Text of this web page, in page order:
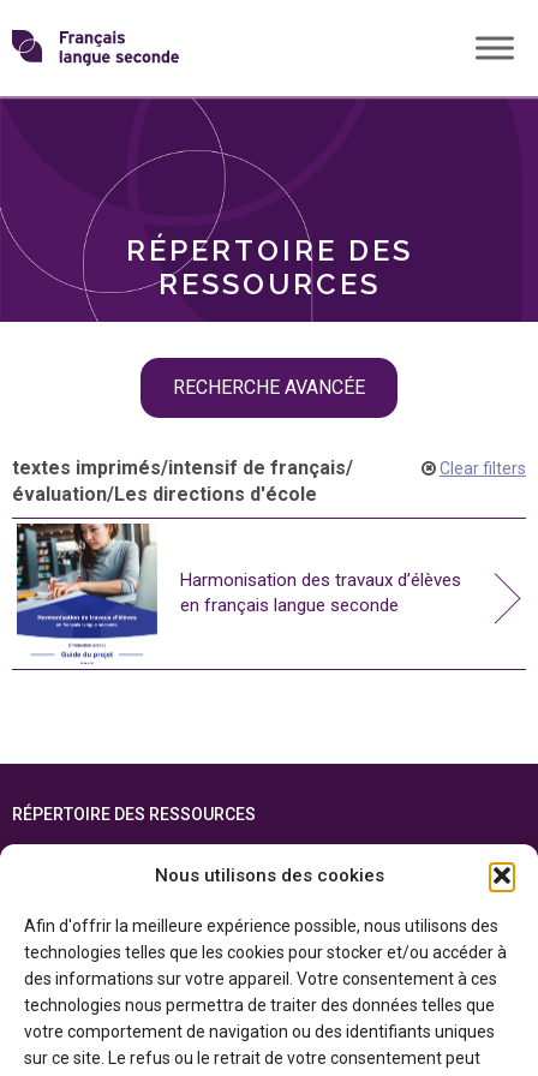
Nous utilisons des cookies
Afin d'offrir la meilleure expérience possible, nous utilisons des
technologies telles que les cookies pour stocker et/ou accéder à
des informations sur votre appareil. Votre consentement à ces
technologies nous permettra de traiter des données telles que
votre comportement de navigation ou des identifiants uniques
sur ce site. Le refus ou le retrait de votre consentement peut
Skip
toTransformons
langue
RÉPERTOIRE DES
RESSOURCES
RECHERCHE AVANCÉE
THÈMES
textes imprimés/intensif de français/
évaluation/Les directions d'école
Clear filters
Harmonisation des travaux d’élèves
en français langue seconde
RÉPERTOIRE DES RESSOURCES
ENGLISH
Cette ressource est réalisée grâce au soutien financier du gouvernement de
l’Ontario et du gouvernement duCanada par l’entremise du ministère du
Patrimoine canadien